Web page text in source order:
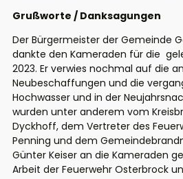
Grußworte / Danksagungen
Der Bürgermeister der Gemeinde
dankte den Kameraden für die
2023. Er verwies nochmal auf die
Neubeschaffungen und die
Hochwasser und in der
wurden unter anderem vom
Dyckhoff, dem Vertreter des
Penning und dem
Günter Keiser an die Kameraden
Arbeit der Feuerwehr Osterbrock